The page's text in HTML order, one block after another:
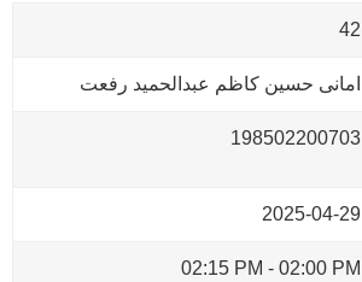
42
امانى حسين كاظم عبدالحميد رفعت
198502200703
2025-04-29
02:00 PM
-
02:15 PM